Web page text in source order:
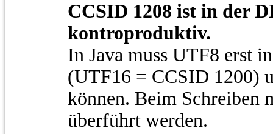
CCSID 1208 ist in der
kontroproduktiv.
In Java muss UTF8 erst
(UTF16 = CCSID 1200)
können. Beim Schreiben
überführt werden.